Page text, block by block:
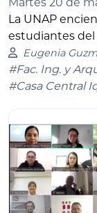
La UNAP
estudiantes
Eugenia
#Fac. Ing. y
#Casa Central